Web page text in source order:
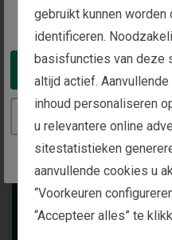
You appear to be
Take me to the
gebruikt kunnen worden
identificeren.
basisfuncties van deze
altijd actief.
inhoud personaliseren
u relevantere online
sitestatistieken
aanvullende cookies u
“Voorkeuren
“Accepteer alles” te